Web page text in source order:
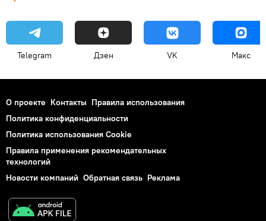
Telegram Дзен VK Макс
О проекте Контакты Правила использования
Политика конфиденциальности
Политика использования Cookie
Правила применения рекомендательных
технологий
Новости компаний Обратная связь Реклама